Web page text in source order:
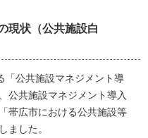
現状（公共施設白
「公共施設マネジメント導
公共施設マネジメント導入
帯広市における公共施設等
ました。